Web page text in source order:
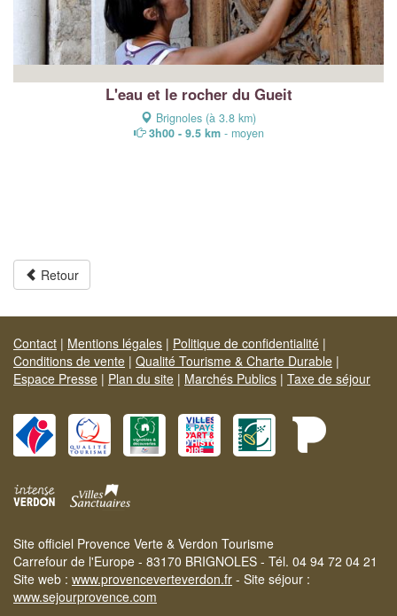
L'eau et le rocher du Gueit
Brignoles (à 3.8 km)
3h00 - 9.5 km- moyen
Retour
Contact | Mentions légales | Politique de confidentialité |
Conditions de vente | Qualité Tourisme & Charte Durable |
Espace Presse | Plan du site | Marchés Publics | Taxe de séjour
Site officiel Provence Verte & Verdon Tourisme
Carrefour de l'Europe - 83170 BRIGNOLES - Tél. 04 94 72 04 21
Site web : www.provenceverteverdon.fr - Site séjour :
www.sejourprovence.com